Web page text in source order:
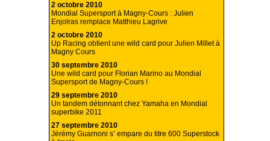
2 octobre 2010
Mondial Supersport à Magny-Cours : Julien
Enjolras remplace Matthieu Lagrive
2 octobre 2010
Up Racing obtient une wild card pour Julien Millet à
Magny Cours
30 septembre 2010
Une wild card pour Florian Marino au Mondial
Supersport de Magny-Cours !
29 septembre 2010
Un tandem détonnant chez Yamaha en Mondial
superbike 2011
27 septembre 2010
Jérémy Guarnoni s’ empare du titre 600 Superstock